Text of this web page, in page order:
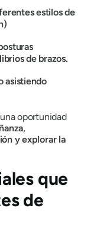
estilos de
de brazos.
asistiendo
oportunidad
y explorar la
que
de